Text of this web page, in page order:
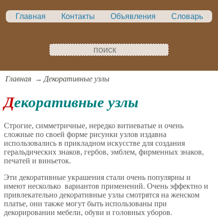
Главная Контакты Объявления Словарь
Главная Декоративные узлы
Декоративные узлы
Строгие, симметричные, нередко витиеватые и очень
сложные по своей форме рисунки узлов издавна
использовались в прикладном искусстве для создания
геральдических знаков, гербов, эмблем, фирменных знаков,
печатей и виньеток.
Эти декоративные украшения стали очень популярны и
имеют несколько вариантов применений. Очень эффектно и
привлекательно декоративные узлы смотрятся на женском
платье, они также могут быть использованы при
декорировании мебели, обуви и головных уборов.